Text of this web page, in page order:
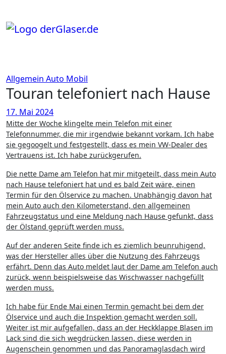
springen
Allgemein Auto Mobil
Touran telefoniert nach Hause
17. Mai 2024
Mitte der Woche klingelte mein Telefon mit einer
Telefonnummer, die mir irgendwie bekannt vorkam. Ich habe
sie gegoogelt und festgestellt, dass es mein VW-Dealer des
Vertrauens ist. Ich habe zurückgerufen.
Die nette Dame am Telefon hat mir mitgeteilt, dass mein Auto
nach Hause telefoniert hat und es bald Zeit wäre, einen
Termin für den Ölservice zu machen. Unabhängig davon hat
mein Auto auch den Kilometerstand, den allgemeinen
Fahrzeugstatus und eine Meldung nach Hause gefunkt, dass
der Ölstand geprüft werden muss.
Auf der anderen Seite finde ich es ziemlich beunruhigend,
was der Hersteller alles über die Nutzung des Fahrzeugs
erfährt. Denn das Auto meldet laut der Dame am Telefon auch
zurück, wenn beispielsweise das Wischwasser nachgefüllt
werden muss.
Ich habe für Ende Mai einen Termin gemacht bei dem der
Ölservice und auch die Inspektion gemacht werden soll.
Weiter ist mir aufgefallen, dass an der Heckklappe Blasen im
Lack sind die sich wegdrücken lassen, diese werden in
Augenschein genommen und das Panoramaglasdach wird